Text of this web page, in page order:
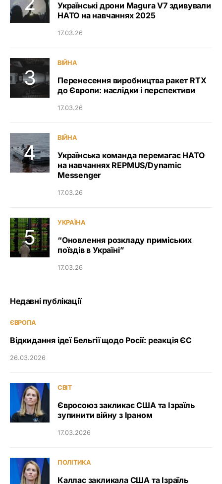
Українські дрони Magura V7 здивували
НАТО на навчаннях 2025
17.03.26
ВІЙНА
Перенесення виробництва ракет RTX
до Європи: наслідки і перспективи
17.03.26
ВІЙНА
Українська команда перемагає НАТО
на навчаннях REPMUS/Dynamic
Messenger
17.03.26
УКРАЇНА
“Оновлення розкладу приміських
поїздів в Україні”
17.03.26
Недавні публікації
ЄВРОПА
Відкидання ідеї Бельгії щодо Росії: реакція ЄС
26.03.2026
СВІТ
Євросоюз закликає США та Ізраїль
зупинити війну з Іраном
17.03.2026
ПОЛІТИКА
Каллас закликала США та Ізраїль